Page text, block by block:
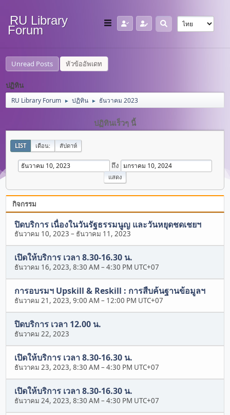
RU Library
Forum
Unread Posts หัวข้ออัพเดท
ปฏิทิน
RU Library Forum ► ปฏิทิน ► ธันวาคม 2023
ปฏิทินเร็วๆ นี้
LIST เดือน: สัปดาห์
ถึง
กิจกรรม
ปิดบริการ เนื่องในวันรัฐธรรมนูญ และวันหยุดชดเชยฯ
ธันวาคม 10, 2023 – ธันวาคม 11, 2023
เปิดให้บริการ เวลา 8.30-16.30 น.
ธันวาคม 16, 2023, 8:30 AM –4:30 PM UTC+07
การอบรมฯ Upskill & Reskill : การสืบค้นฐานข้อมูลฯ
ธันวาคม 21, 2023, 9:00 AM – 12:00 PM UTC+07
ปิดบริการ เวลา 12.00 น.
ธันวาคม 22, 2023
เปิดให้บริการ เวลา 8.30-16.30 น.
ธันวาคม 23, 2023, 8:30 AM –4:30 PM UTC+07
เปิดให้บริการ เวลา 8.30-16.30 น.
ธันวาคม 24, 2023, 8:30 AM –4:30 PM UTC+07